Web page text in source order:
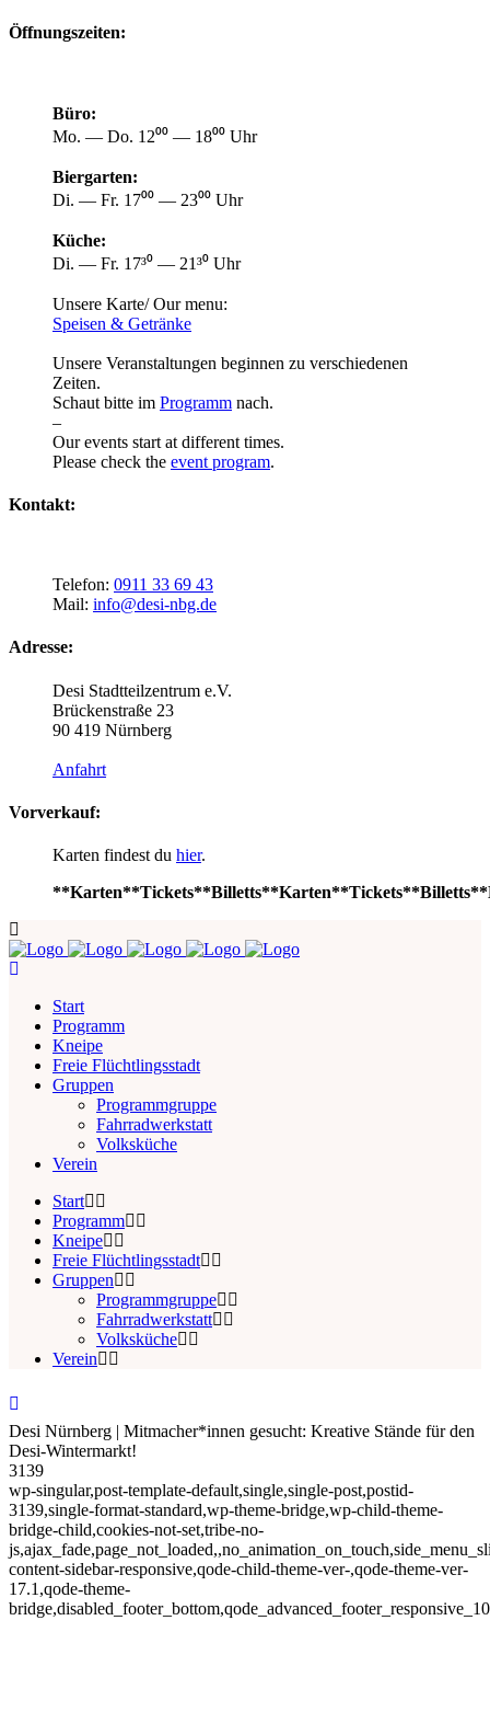
Öffnungszeiten:
Büro:
Mo. — Do. 12⁰⁰ — 18⁰⁰ Uhr
Biergarten:
Di. — Fr. 17⁰⁰ — 23⁰⁰ Uhr
Küche:
Di. — Fr. 17³⁰ — 21³⁰ Uhr
Unsere Karte/ Our menu:
Speisen & Getränke
Unsere Veranstaltungen beginnen zu verschiedenen
Zeiten.
Schaut bitte im Programm nach.
–
Our events start at different times.
Please check the event program.
Kontakt:
Telefon: 0911 33 69 43
Mail: info@desi-nbg.de
Adresse:
Desi Stadtteilzentrum e.V.
Brückenstraße 23
90 419 Nürnberg
Anfahrt
Vorverkauf:
Karten findest du hier.
Start
Programm
Kneipe
Freie Flüchtlingsstadt
Gruppen
Programmgruppe
Fahrradwerkstatt
Volksküche
Verein
Start
Programm
Kneipe
Freie Flüchtlingsstadt
Gruppen
Programmgruppe
Fahrradwerkstatt
Volksküche
Verein
Desi Nürnberg | Mitmacher*innen gesucht: Kreative Stände für den
Desi-Wintermarkt!
3139
wp-singular,post-template-default,single,single-post,postid-
3139,single-format-standard,wp-theme-bridge,wp-child-theme-
bridge-child,cookies-not-set,tribe-no-
content-sidebar-responsive,qode-child-theme-ver-,qode-theme-ver-
17.1,qode-theme-